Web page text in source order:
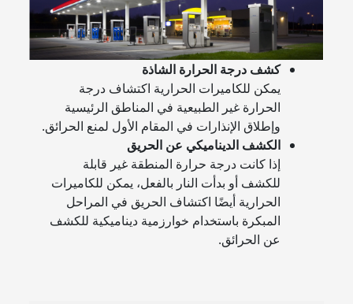
كشف درجة الحرارة الشاذة
يمكن للكاميرات الحرارية اكتشاف درجة
الحرارة غير الطبيعية في المناطق الرئيسية
وإطلاق الإنذارات في المقام الأول لمنع الحرائق.
الكشف الديناميكي عن الحريق
إذا كانت درجة حرارة المنطقة غير قابلة
للكشف أو بدأت النار بالفعل، يمكن للكاميرات
الحرارية أيضًا اكتشاف الحريق في المراحل
المبكرة باستخدام خوارزمية ديناميكية للكشف
عن الحرائق.